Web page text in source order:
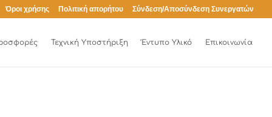
Όροι χρήσης Πολιτική απορήτου Σύνδεση/Αποσύνδεση Συνεργατών
Τεχνική Υποστήριξη Έντυπο Υλικό Επικοινωνία